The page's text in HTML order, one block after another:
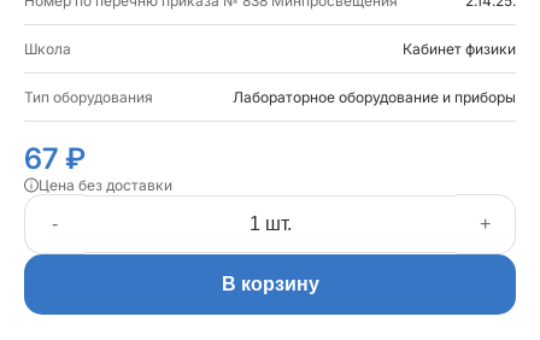
Школа Кабинет физики
Тип оборудования Лабораторное оборудование и приборы
67 ₽
Цена без доставки
- +
В корзину